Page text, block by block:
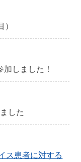
しました！
した
ス患者に対する